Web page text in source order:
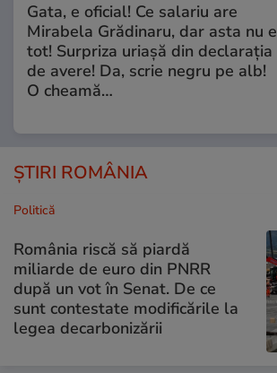
Gata, e oficial! Ce salariu are
Mirabela Grădinaru, dar asta nu e
tot! Surpriza uriașă din declarația
de avere! Da, scrie negru pe alb!
O cheamă…
ȘTIRI ROMÂNIA
Politică
România riscă să piardă
miliarde de euro din PNRR
după un vot în Senat. De ce
sunt contestate modificările la
legea decarbonizării